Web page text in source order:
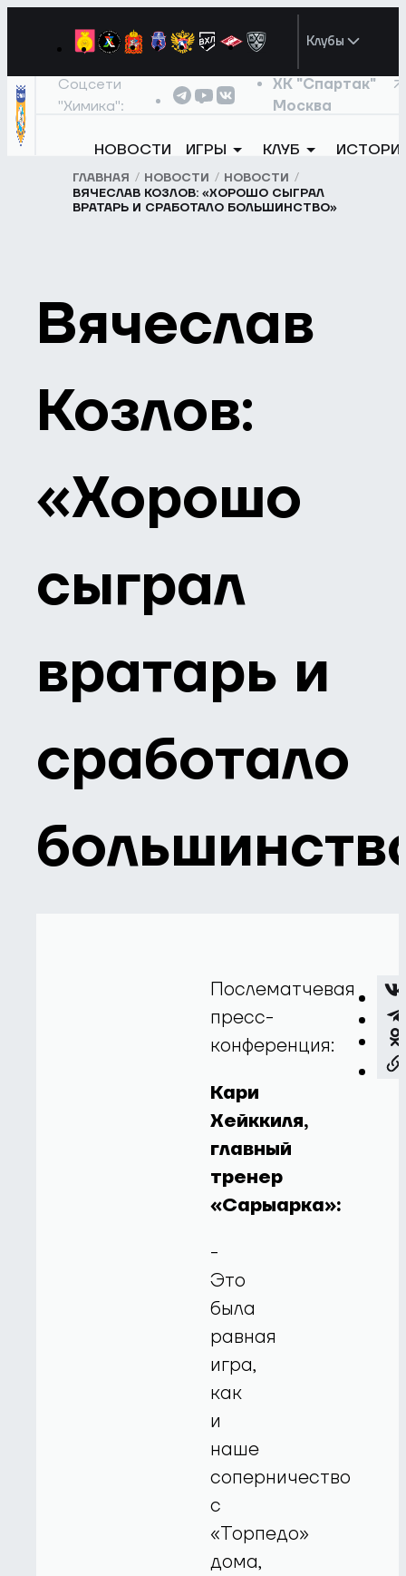
Клубы
Соцсети
"Химика":
ХК "Спартак"
Москва
НОВОСТИ ИГРЫ КЛУБ
ГЛАВНАЯ НОВОСТИ
НОВОСТИ
ВЯЧЕСЛАВ КОЗЛОВ: «ХОРОШО СЫГРАЛ
ВРАТАРЬ И СРАБОТАЛО БОЛЬШИНСТВО»
Вячеслав
Козлов:
«Хорошо
сыграл
вратарь и
сработало
Послематчевая
пресс-
конференция:
Кари
Хейккиля,
главный
тренер
«Сарыарка»:
-
Это
была
равная
игра,
как
и
наше
соперничество
с
«Торпедо»
дома,